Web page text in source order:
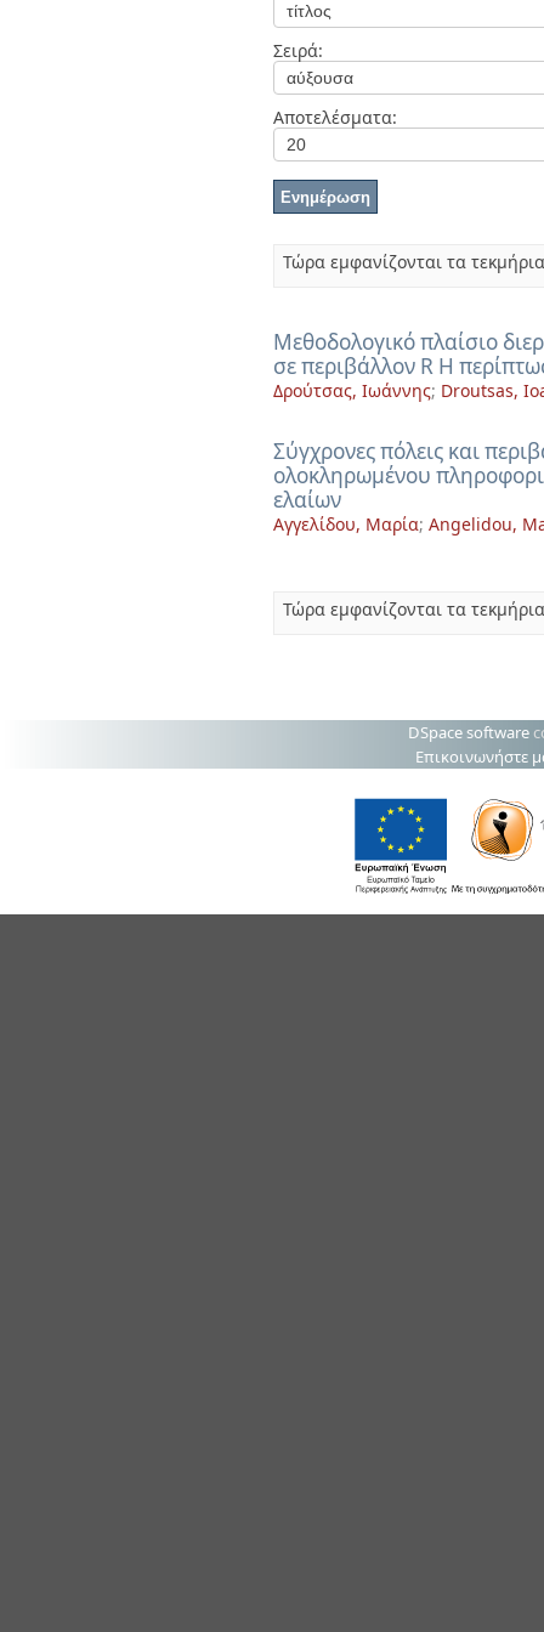
Σειρά:
Αποτελέσματα:
Τώρα εμφανίζονται τα
Μεθοδολογικό πλαίσιο
σε περιβάλλον R Η
Δρούτσας, Ιωάννης; Droutsas,
Σύγχρονες πόλεις και
ολοκληρωμένου
ελαίων
Αγγελίδου, Μαρία; Angelidou,
Τώρα εμφανίζονται τα
DSpace software
Επικοινωνήστε